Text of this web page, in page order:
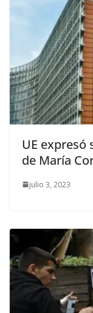
UE expresó
de María
julio 3, 2023